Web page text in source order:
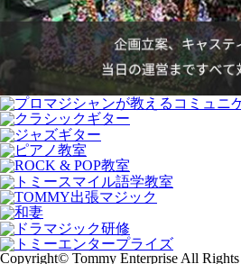
Copyright© Tommy Enterprise All Rights